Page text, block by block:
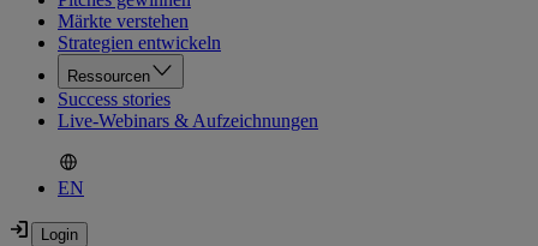
Märkte verstehen
Strategien entwickeln
Ressourcen
Success stories
Live-Webinars & Aufzeichnungen
EN